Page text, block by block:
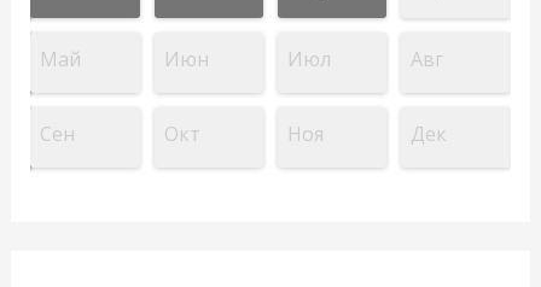
Май Июн Июл Авг
Сен Окт Ноя Дек